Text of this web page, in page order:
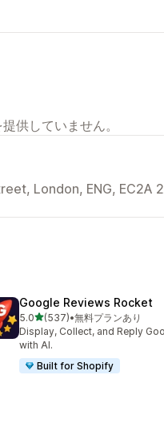
供していません。
London, ENG, EC2A
Google Reviews Rocket
5.05つ星中
(537)
合計レビュー数：537件
•無料プランあり
Display, Collect, and Reply
with AI.
Built for Shopify